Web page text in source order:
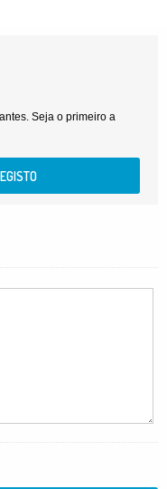
Seja o primeiro a